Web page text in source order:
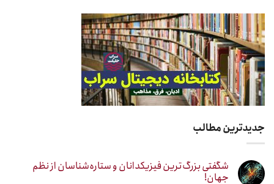
جدیدترین مطالب
شگفتی بزرگ‌ترین فیزیکدانان و ستاره‌شناسان از نظم
جهان!